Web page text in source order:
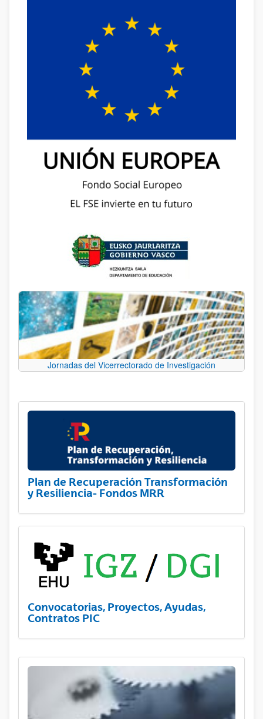
Jornadas del Vicerrectorado de Investigación
Plan de Recuperación Transformación
y Resiliencia- Fondos MRR
Convocatorias, Proyectos, Ayudas,
Contratos PIC